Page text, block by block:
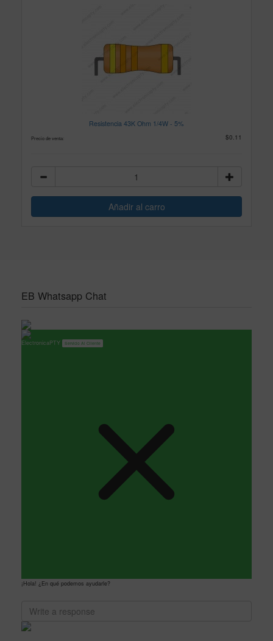
Resistencia 43K Ohm 1/4W - 5%
Precio de venta: $0.11
EB Whatsapp Chat
ElectronicaPTY Servicio Al Cliente
¡Hola! ¿En qué podemos ayudarle?